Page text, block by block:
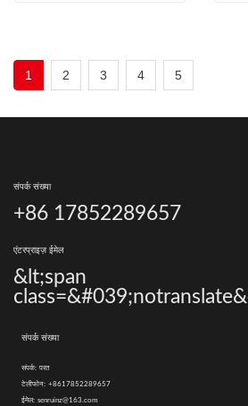
1 2 3 4 5
संपर्क संख्या
+86 17852289657
एंटरप्राइज़ ईमेल
&lt;span
संपर्क संख्या
संपर्क: परत
टेलीफोन: +8617852289657
ईमेल: senruinz@163.com